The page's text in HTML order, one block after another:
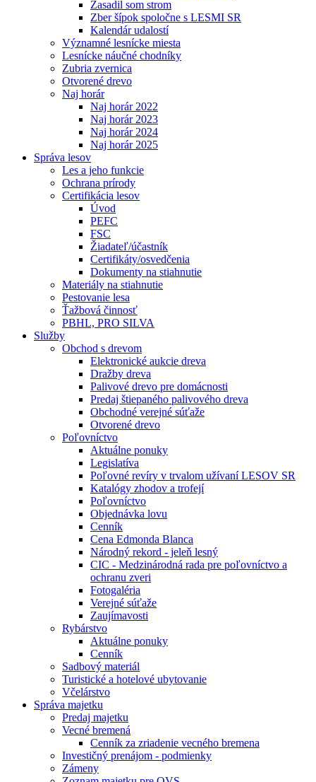
Zasadil som strom
Zber šípok spoločne s LESMI SR
Kalendár udalostí
Významné lesnícke miesta
Lesnícke náučné chodníky
Zubria zvernica
Otvorené drevo
Naj horár
Naj horár 2022
Naj horár 2023
Naj horár 2024
Naj horár 2025
Správa lesov
Les a jeho funkcie
Ochrana prírody
Certifikácia lesov
Úvod
PEFC
FSC
Žiadateľ/účastník
Certifikáty/osvedčenia
Dokumenty na stiahnutie
Materiály na stiahnutie
Pestovanie lesa
Ťažbová činnosť
PBHL, PRO SILVA
Služby
Obchod s drevom
Elektronické aukcie dreva
Dražby dreva
Palivové drevo pre domácnosti
Predaj štiepaného palivového dreva
Obchodné verejné súťaže
Otvorené drevo
Poľovníctvo
Aktuálne ponuky
Legislatíva
Poľovné revíry v trvalom užívaní LESOV SR
Katalógy zhodov a trofejí
Poľovníctvo
Objednávka lovu
Cenník
Cena Edmonda Blanca
Národný rekord - jeleň lesný
CIC - Medzinárodná rada pre poľovníctvo a
ochranu zveri
Fotogaléria
Verejné súťaže
Zaujímavosti
Rybárstvo
Aktuálne ponuky
Cenník
Sadbový materiál
Turistické a hotelové ubytovanie
Včelárstvo
Správa majetku
Predaj majetku
Vecné bremená
Cenník za zriadenie vecného bremena
Investičný prenájom - podmienky
Zámeny